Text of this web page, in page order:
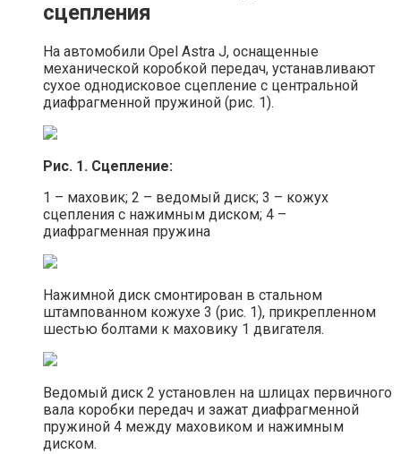
сцепления
На автомобили Opel Astra J, оснащенные
механической коробкой передач, устанавливают
сухое однодисковое сцепление с центральной
диафрагменной пружиной (рис. 1).
Рис. 1. Сцепление:
1 – маховик; 2 – ведомый диск; 3 – кожух
сцепления с нажимным диском; 4 –
диафрагменная пружина
Нажимной диск смонтирован в стальном
штампованном кожухе 3 (рис. 1), прикрепленном
шестью болтами к маховику 1 двигателя.
Ведомый диск 2 установлен на шлицах первичного
вала коробки передач и зажат диафрагменной
пружиной 4 между маховиком и нажимным
диском.